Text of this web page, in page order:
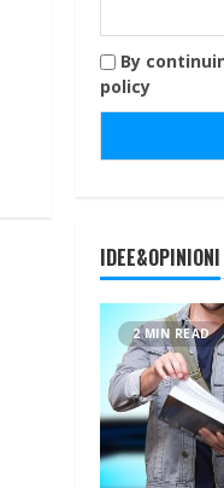
By
policy
IDEE&OPINIONI
2 MIN READ